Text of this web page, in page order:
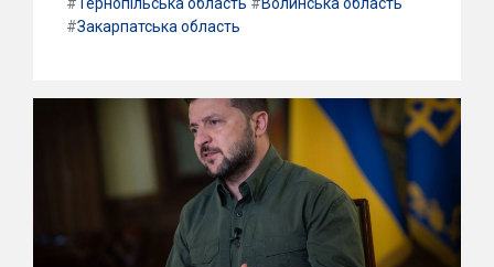
#Закарпатська область